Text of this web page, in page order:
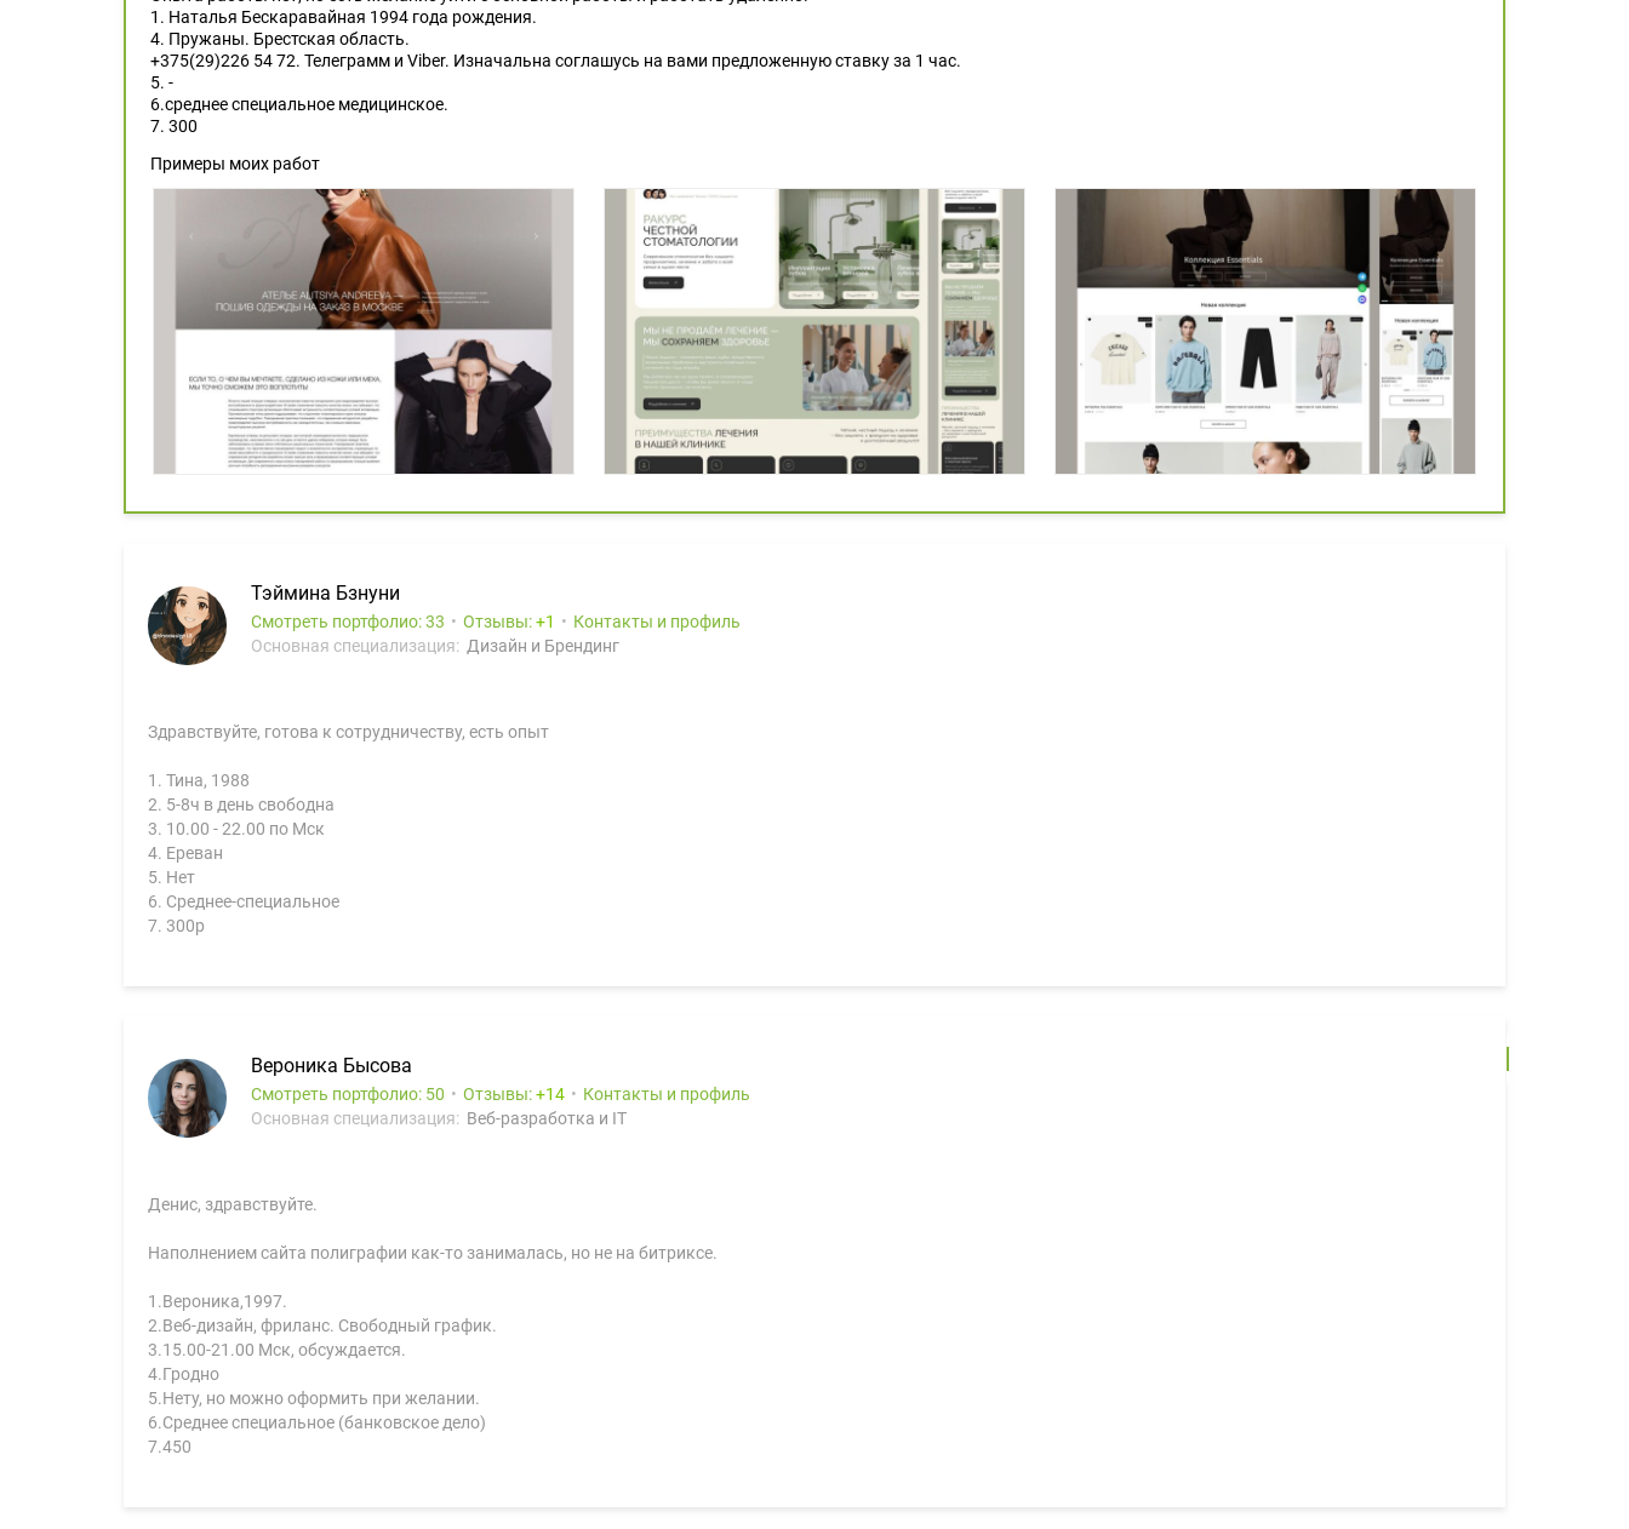
1. Наталья Бескаравайная 1994 года рождения.
4. Пружаны. Брестская область.
+375(29)226 54 72. Телеграмм и Viber. Изначальна соглашусь на вами предложенную ставку за 1 час.
5. -
6.среднее специальное медицинское.
7. 300
Примеры моих работ
Тэймина Бзнуни
Смотреть портфолио: 33 Отзывы: 1
Контакты и профиль
Основная специализация: Дизайн и Брендинг
Здравствуйте, готова к сотрудничеству, есть опыт
1. Тина, 1988
2. 5-8ч в день свободна
3. 10.00 - 22.00 по Мск
4. Ереван
5. Нет
6. Среднее-специальное
7. 300р
Вероника Бысова
Смотреть портфолио: 50 Отзывы: 14
Контакты и профиль
Основная специализация: Веб-разработка и IT
Денис, здравствуйте.
Наполнением сайта полиграфии как-то занималась, но не на битриксе.
1.Вероника,1997.
2.Веб-дизайн, фриланс. Свободный график.
3.15.00-21.00 Мск, обсуждается.
4.Гродно
5.Нету, но можно оформить при желании.
6.Среднее специальное (банковское дело)
7.450